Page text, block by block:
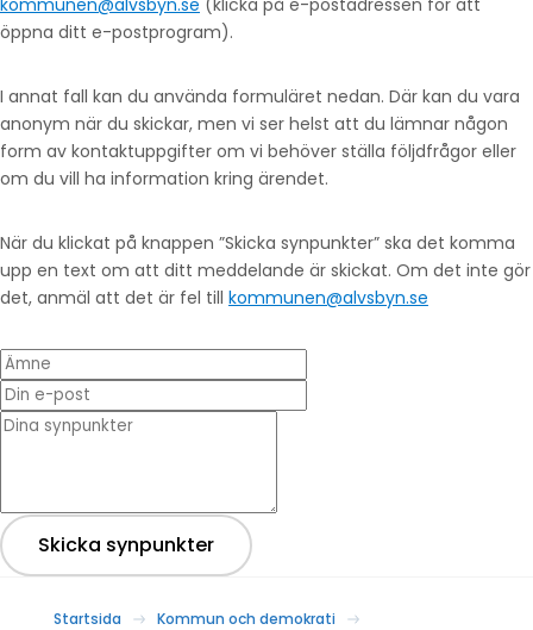
öppna ditt e-postprogram).
I annat fall kan du använda formuläret nedan. Där kan du vara
anonym när du skickar, men vi ser helst att du lämnar någon
form av kontaktuppgifter om vi behöver ställa följdfrågor eller
om du vill ha information kring ärendet.
När du klickat på knappen ”Skicka synpunkter” ska det komma
upp en text om att ditt meddelande är skickat. Om det inte gör
det, anmäl att det är fel till kommunen@alvsbyn.se
Ämne
Din e-post
* Dina synpunkter
Skicka synpunkter
Startsida
Kommun och demokrati